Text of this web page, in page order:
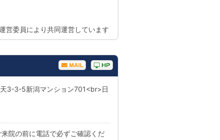
営委員により共同運営しています
3-3-5新潟マンション701<br>日
院の前に電話で必ずご確認くだ